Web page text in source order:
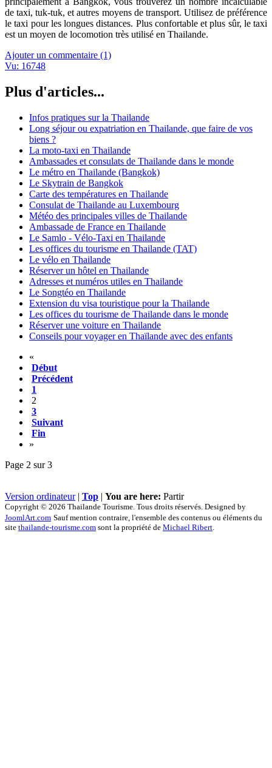
de taxi, tuk-tuk, et autres moyens de transport. Utilisez de préférence
le taxi pour les longues distances. Plus confortable et plus sûr, le taxi
est un moyen de locomotion très utilisé en Thailande.
Ajouter un commentaire (1)
Vu: 16748
Plus d'articles...
Infos pratiques sur la Thailande
Long séjour ou expatriation en Thailande, que faire de vos
biens ?
La moto-taxi en Thailande
Ambassades et consulats de Thailande dans le monde
Le métro en Thailande (Bangkok)
Le Skytrain de Bangkok
Carte des températures en Thailande
Consulat de Thailande au Luxembourg
Météo des principales villes de Thailande
Ambassade de France en Thailande
Le Samlo - Vélo-Taxi en Thailande
Les offices du tourisme en Thailande (TAT)
Le vélo en Thailande
Réserver un hôtel en Thailande
Adresses et numéros utiles en Thailande
Le Songtéo en Thailande
Extension du visa touristique pour la Thailande
Les offices du tourisme de Thailande dans le monde
Réserver une voiture en Thailande
Conseils pour voyager en Thaïlande avec des enfants
«
Début
Précédent
1
2
3
Suivant
Fin
»
Page 2 sur 3
Version ordinateur| Top | You are here: Partir
Copyright © 2026 Thailande Tourisme. Tous droits réservés. Designed by
JoomlArt.com Sauf mention contraire, l'ensemble des contenus ou éléments du
site thailande-tourisme.com sont la propriété de Michael Ribert.